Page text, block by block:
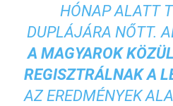
HÓNAP ALATT
DUPLÁJÁRA NŐTT.
A MAGYAROK
REGISZTRÁLNAK A
AZ EREDMÉNYEK